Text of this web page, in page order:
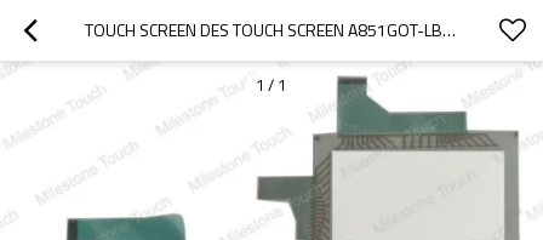
TOUCH SCREEN DES TOUCH SCREEN A851GOT-LBD-M3/A851GOT-LBD-M3
1 / 1